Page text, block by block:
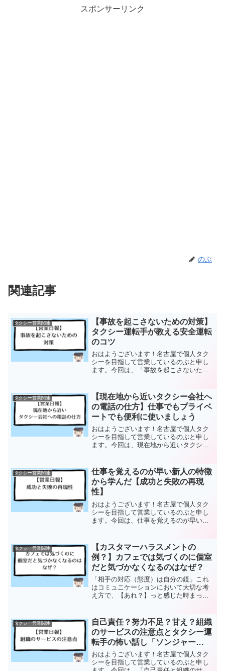
スポンサーリンク
のぶ
関連記事
タクシー営業関連
【事故を起こさないための対策】
タクシー運転手が教える安全運転
のコツ
おはようございます！名古屋で個人タク
シーを目指して営業しているのぶと申し
ます。今回は、「事故を起こさないため
35分【走行距離】233km【営業回数】29
回【売上】...
タクシー営業関連
【現在地から近いタクシー会社へ
の電話の仕方】仕事でもプライベ
ートでも便利に使いましょう
おはようございます！名古屋で個人タク
シーを目指して営業しているのぶと申し
ます。今回は、現在地から近いタクシー
34分〜24時46分【走行距離】237km【営
業回数】27...
タクシー営業関連
仕事を覚えるのが早い新人の特徴
から学んだ【成功と失敗の再現
性】
おはようございます！名古屋で個人タク
シーを目指して営業しているのぶと申し
ます。今回は、仕事を覚えるのが早い新
です。【営業時間】10時32分〜24時15分
【走行距離】24...
タクシー営業関連
【カスタマーハラスメントの
例？】カフェでは気づくのに個室
だと気づかなくなるのはなぜ？
「相手の対応（態度）は自分の鏡」これ
はコミュニケーションにおいて大切な考
え方で、【あれ？】っと感じた時まっ先
とです。について。
タクシー営業関連
自己責任？努力不足？甘え？組織
のサービスの注意点とタクシー運
転手の怖い話し「ソンジャー
ヨ！」
おはようございます！名古屋で個人タク
シーを目指して営業しているのぶと申し